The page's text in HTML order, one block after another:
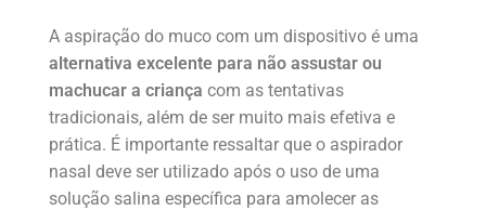
A aspiração do muco com um dispositivo é uma
alternativa excelente para não assustar ou
machucar a criança com as tentativas
tradicionais, além de ser muito mais efetiva e
prática. É importante ressaltar que o aspirador
nasal deve ser utilizado após o uso de uma
solução salina específica para amolecer as